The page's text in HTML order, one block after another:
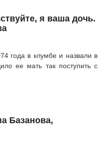
я ваша дочь.
года в клумбе и назвали в
ее мать так поступить с
Базанова,